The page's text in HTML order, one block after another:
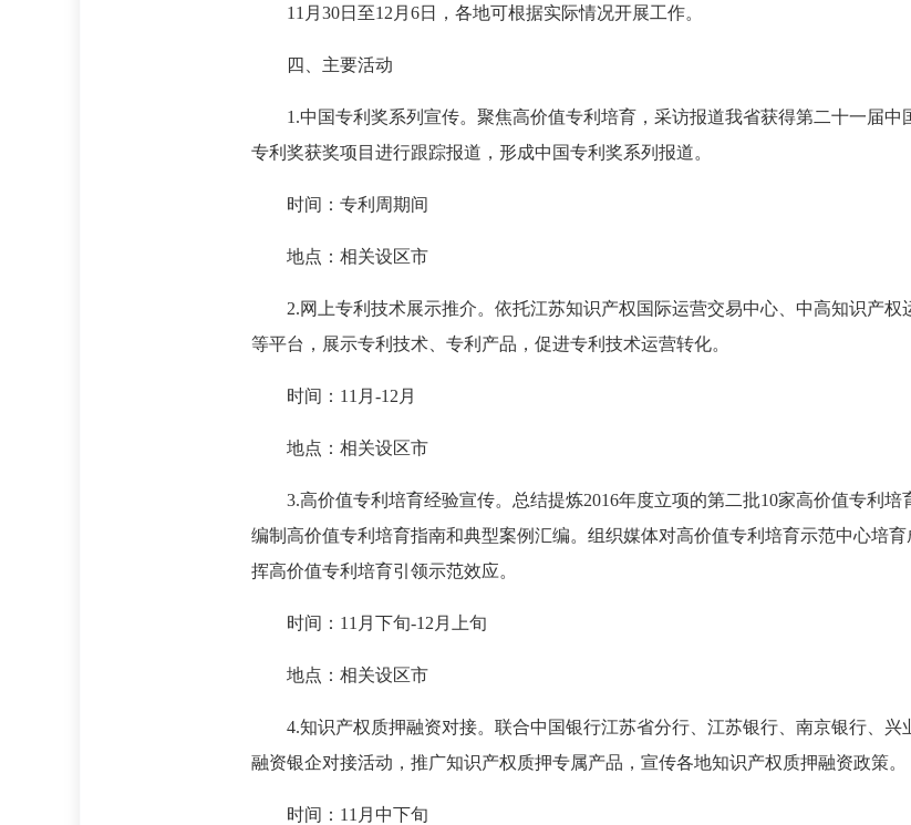
11月30日至12月6日，各地可根据实际情况开展工作。
四、主要活动
1.中国专利奖系列宣传。聚焦高价值专利培育，采访报道我省获得第二十一届中
专利奖获奖项目进行跟踪报道，形成中国专利奖系列报道。
时间：专利周期间
地点：相关设区市
2.网上专利技术展示推介。依托江苏知识产权国际运营交易中心、中高知识产权
等平台，展示专利技术、专利产品，促进专利技术运营转化。
时间：11月-12月
地点：相关设区市
3.高价值专利培育经验宣传。总结提炼2016年度立项的第二批10家高价值专利培
编制高价值专利培育指南和典型案例汇编。组织媒体对高价值专利培育示范中心培
挥高价值专利培育引领示范效应。
时间：11月下旬-12月上旬
地点：相关设区市
4.知识产权质押融资对接。联合中国银行江苏省分行、江苏银行、南京银行、兴
融资银企对接活动，推广知识产权质押专属产品，宣传各地知识产权质押融资政策。
时间：11月中下旬